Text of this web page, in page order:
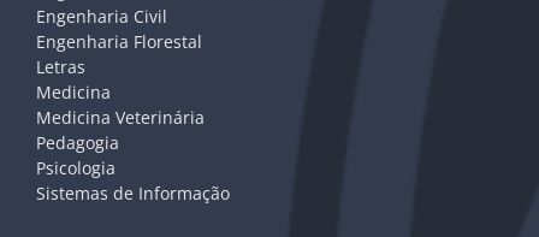
Engenharia Civil
Engenharia Florestal
Letras
Medicina
Medicina Veterinária
Pedagogia
Psicologia
Sistemas de Informação